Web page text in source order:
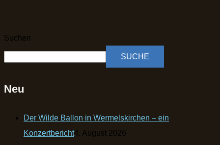
Suchen
SUCHE
Neu
Der Wilde Ballon in Wermelskirchen – ein
Konzertbericht4. August 2026